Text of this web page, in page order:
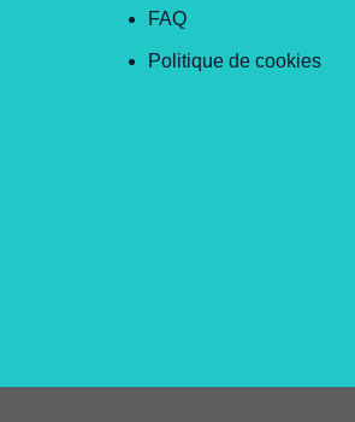
FAQ
Politique de cookies